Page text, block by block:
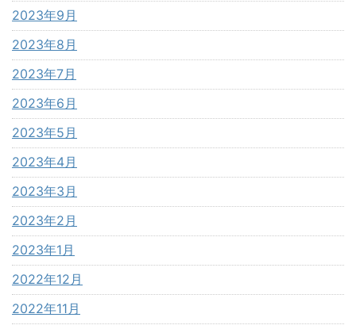
2023年9月
2023年8月
2023年7月
2023年6月
2023年5月
2023年4月
2023年3月
2023年2月
2023年1月
2022年12月
2022年11月